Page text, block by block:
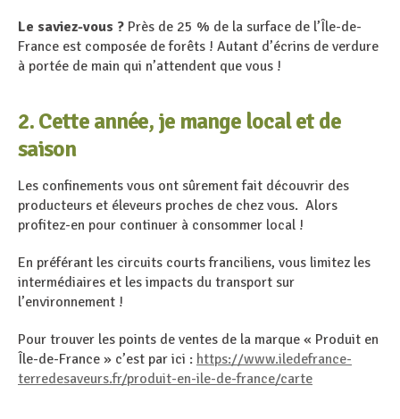
Le saviez-vous ? Près de 25 % de la surface de l’Île-de-
France est composée de forêts ! Autant d’écrins de verdure
à portée de main qui n’attendent que vous !
2. Cette année, je mange local et de
saison
Les confinements vous ont sûrement fait découvrir des
producteurs et éleveurs proches de chez vous. Alors
profitez-en pour continuer à consommer local !
En préférant les circuits courts franciliens, vous limitez les
intermédiaires et les impacts du transport sur
l’environnement !
Pour trouver les points de ventes de la marque « Produit en
Île-de-France » c’est par ici : https://www.iledefrance-
terredesaveurs.fr/produit-en-ile-de-france/carte